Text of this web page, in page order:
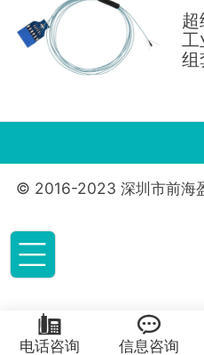
超
组
© 2016-2023 深圳市前海


电话咨询

信息咨询